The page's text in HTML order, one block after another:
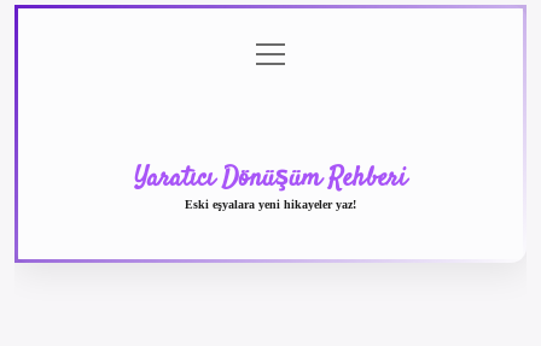
menüyü
aç
Yaratıcı Dönüşüm Rehberi
Eski eşyalara yeni hikayeler yaz!